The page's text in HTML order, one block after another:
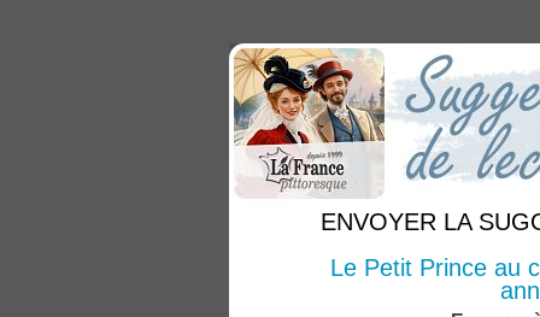
ENVOYER LA
Le Petit Prince au